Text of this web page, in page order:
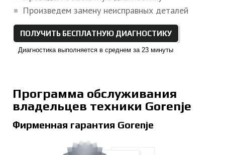
Произведем замену неисправных деталей
ПОЛУЧИТЬ БЕСПЛАТНУЮ ДИАГНОСТИКУ
Диагностика выполняется в среднем за 23 минуты
Программа обслуживания
владельцев техники Gorenje
Фирменная гарантия Gorenje